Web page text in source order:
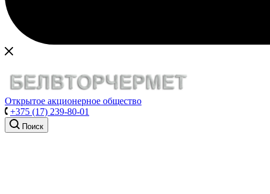
Открытое акционерное общество
+375 (17) 239-80-01
Поиск